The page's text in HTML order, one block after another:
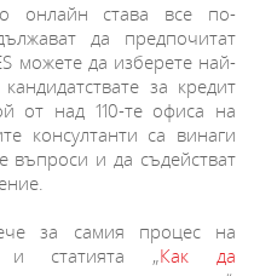
онлайн става все по-
да предпочитат
можете да изберете най-
за кредит
от над 110-те офиса на
консултанти са винаги
въпроси и да съдействат
за самия процес на
и статията „Как да